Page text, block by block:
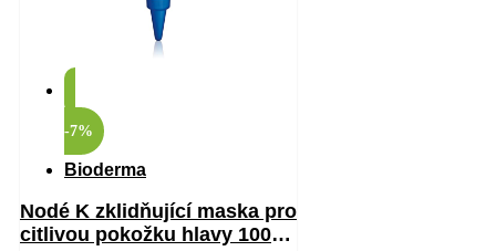
-7%
Bioderma
Nodé K zklidňující maska pro
citlivou pokožku hlavy 100